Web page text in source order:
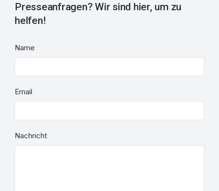
Presseanfragen? Wir sind hier, um zu
helfen!
Name
Email
Nachricht